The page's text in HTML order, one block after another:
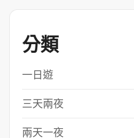
分類
一日遊
三天兩夜
兩天一夜